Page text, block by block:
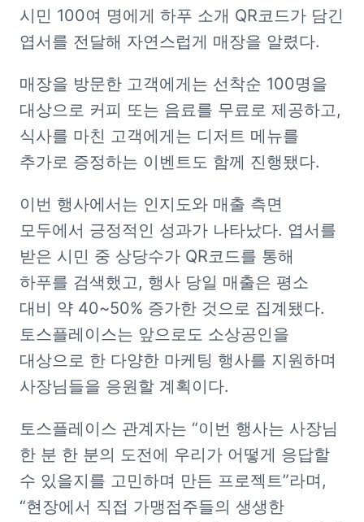
시민 100여 명에게 하푸 소개 QR코드가 담긴
엽서를 전달해 자연스럽게 매장을 알렸다.
매장을 방문한 고객에게는 선착순 100명을
대상으로 커피 또는 음료를 무료로 제공하고,
식사를 마친 고객에게는 디저트 메뉴를
추가로 증정하는 이벤트도 함께 진행됐다.
이번 행사에서는 인지도와 매출 측면
모두에서 긍정적인 성과가 나타났다. 엽서를
받은 시민 중 상당수가 QR코드를 통해
하푸를 검색했고, 행사 당일 매출은 평소
대비 약 40~50% 증가한 것으로 집계됐다.
토스플레이스는 앞으로도 소상공인을
대상으로 한 다양한 마케팅 행사를 지원하며
사장님들을 응원할 계획이다.
토스플레이스 관계자는 “이번 행사는 사장님
한 분 한 분의 도전에 우리가 어떻게 응답할
수 있을지를 고민하며 만든 프로젝트”라며,
“현장에서 직접 가맹점주들의 생생한